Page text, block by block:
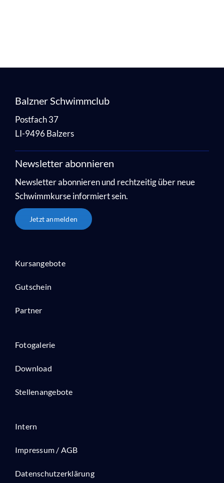
Balzner Schwimmclub
Postfach 37
LI-9496 Balzers
Newsletter abonnieren
Newsletter abonnieren und rechtzeitig über neue
Schwimmkurse informiert sein.
Jetzt anmelden
Kursangebote
Gutschein
Partner
Fotogalerie
Download
Stellenangebote
Intern
Impressum / AGB
Datenschutzerklärung